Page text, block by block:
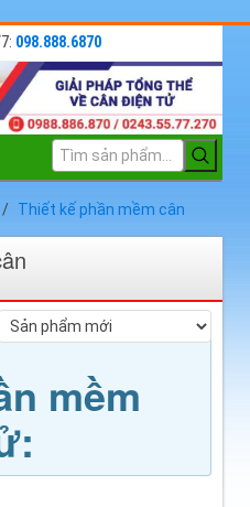
098.888.6870
Thiết kế phần mềm cân
mềm